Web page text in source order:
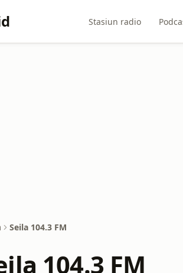
Stasiun radio
Seila 104.3 FM
104.3 FM